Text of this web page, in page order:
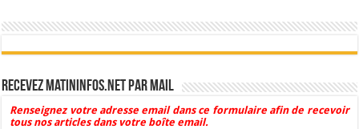
Recevez Matininfos.net par mail
Renseignez votre adresse email dans ce formulaire afin de recevoir
tous nos articles dans votre boîte email.